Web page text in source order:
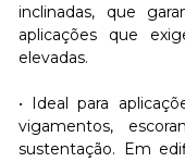
inclinadas, que
aplicações que
elevadas.
• Ideal para
vigamentos,
sustentação. Em